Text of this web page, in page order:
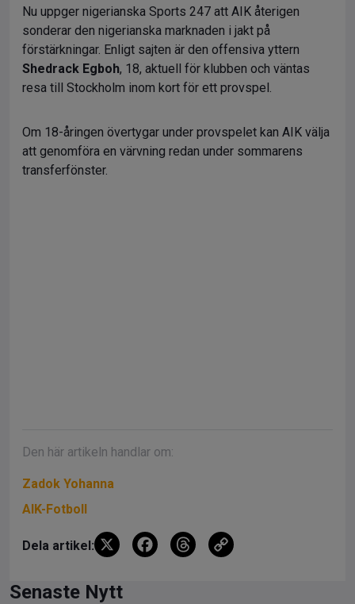
Nu uppger nigerianska Sports 247 att AIK återigen
sonderar den nigerianska marknaden i jakt på
förstärkningar. Enligt sajten är den offensiva yttern
Shedrack Egboh, 18, aktuell för klubben och väntas
resa till Stockholm inom kort för ett provspel.
Om 18-åringen övertygar under provspelet kan AIK välja
att genomföra en värvning redan under sommarens
transferfönster.
Den här artikeln handlar om:
Zadok Yohanna
AIK-Fotboll
Dela artikel: X
F
T
Senaste Nytt